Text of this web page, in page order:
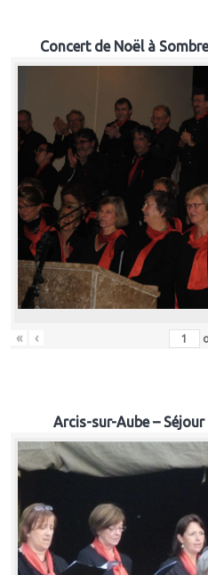
Concert de Noël à
« ‹
Arcis-sur-Aube –